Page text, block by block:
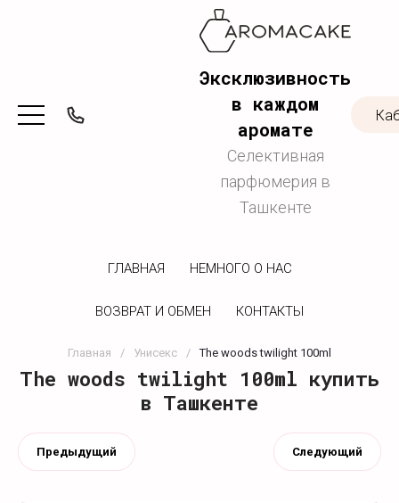
Эксклюзивность
в каждом
аромате
Селективная
парфюмерия в
Ташкенте
ГЛАВНАЯ НЕМНОГО О НАС
ВОЗВРАТ И ОБМЕН КОНТАКТЫ
Главная / Унисекс / The woods twilight 100ml
The woods twilight 100ml купить
в Ташкенте
Предыдущий Следующий